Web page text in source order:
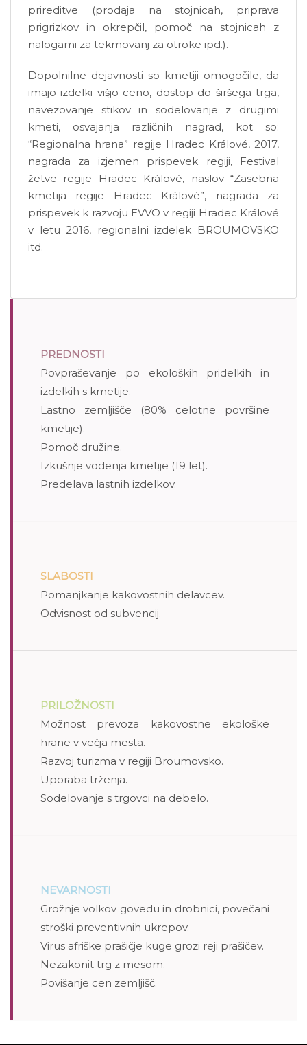
prireditve (prodaja na stojnicah, priprava
prigrizkov in okrepčil, pomoč na stojnicah z
nalogami za tekmovanj za otroke ipd.).
Dopolnilne dejavnosti so kmetiji omogočile, da
imajo izdelki višjo ceno, dostop do širšega trga,
navezovanje stikov in sodelovanje z drugimi
kmeti, osvajanja različnih nagrad, kot so:
“Regionalna hrana” regije Hradec Králové, 2017,
nagrada za izjemen prispevek regiji, Festival
žetve regije Hradec Králové, naslov “Zasebna
kmetija regije Hradec Králové”, nagrada za
prispevek k razvoju EVVO v regiji Hradec Králové
v letu 2016, regionalni izdelek BROUMOVSKO
itd.
PREDNOSTI
Povpraševanje po ekoloških pridelkih in
izdelkih s kmetije.
Lastno zemljišče (80% celotne površine
kmetije).
Pomoč družine.
Izkušnje vodenja kmetije (19 let).
Predelava lastnih izdelkov.
SLABOSTI
Pomanjkanje kakovostnih delavcev.
Odvisnost od subvencij.
PRILOŽNOSTI
Možnost prevoza kakovostne ekološke
hrane v večja mesta.
Razvoj turizma v regiji Broumovsko.
Uporaba trženja.
Sodelovanje s trgovci na debelo.
NEVARNOSTI
Grožnje volkov govedu in drobnici, povečani
stroški preventivnih ukrepov.
Virus afriške prašičje kuge grozi reji prašičev.
Nezakonit trg z mesom.
Povišanje cen zemljišč.